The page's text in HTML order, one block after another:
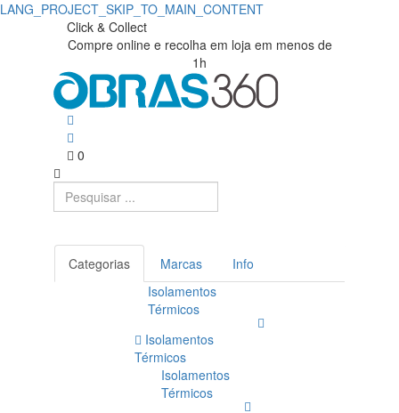
LANG_PROJECT_SKIP_TO_MAIN_CONTENT
Compre
Braven
Obras360
Obras360
Materiais
Construção
Click & Collect
Compre online e recolha em loja em menos de
1h
0
Categorias Marcas
Info
Isolamentos
Térmicos
Isolamentos
Térmicos
Isolamentos
Térmicos